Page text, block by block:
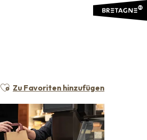
Ajouter aux favoris
Zu Favoriten hinzufügen